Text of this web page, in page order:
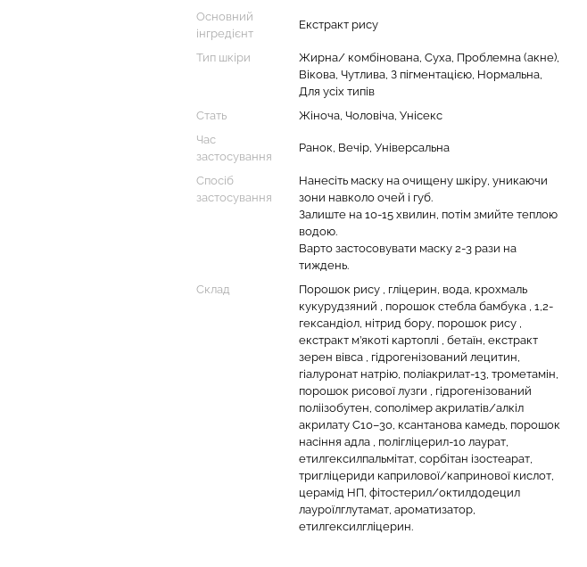
Основний
інгредієнт
Екстракт рису
Тип шкіри
Жирна/ комбінована, Суха, Проблемна (акне),
Вікова, Чутлива, З пігментацією, Нормальна,
Для усіх типів
Стать
Жіноча, Чоловіча, Унісекс
Час
застосування
Ранок, Вечір, Універсальна
Спосіб
застосування
Нанесіть маску на очищену шкіру, уникаючи
зони навколо очей і губ.
Залиште на 10-15 хвилин, потім змийте теплою
водою.
Варто застосовувати маску 2-3 рази на
тиждень.
Склад
Порошок рису , гліцерин, вода, крохмаль
кукурудзяний , порошок стебла бамбука , 1,2-
гександіол, нітрид бору, порошок рису ,
екстракт м’якоті картоплі , бетаїн, екстракт
зерен вівса , гідрогенізований лецитин,
гіалуронат натрію, поліакрилат-13, трометамін,
порошок рисової лузги , гідрогенізований
поліізобутен, сополімер акрилатів/алкіл
акрилату C10–30, ксантанова камедь, порошок
насіння адла , полігліцерил-10 лаурат,
етилгексилпальмітат, сорбітан ізостеарат,
тригліцериди каприлової/капринової кислот,
церамід НП, фітостерил/октилдодецил
лауроїлглутамат, ароматизатор,
етилгексилгліцерин.